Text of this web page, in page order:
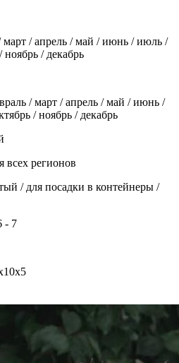
март / апрель / май / июнь / июль /
ноябрь / декабрь
/ март / апрель / май / июнь /
/ ноябрь / декабрь
всех регионов
/ для посадки в контейнеры /
- 7